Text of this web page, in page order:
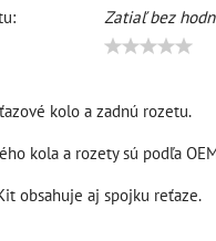
Zatiaľ bez
kolo a zadnú rozetu.
kola a rozety sú podľa
obsahuje aj spojku reťaze.